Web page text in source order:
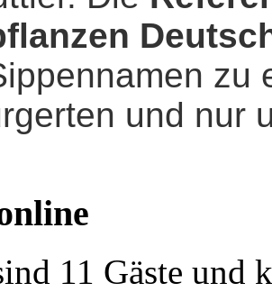
zu
und nur
11 Gäste und